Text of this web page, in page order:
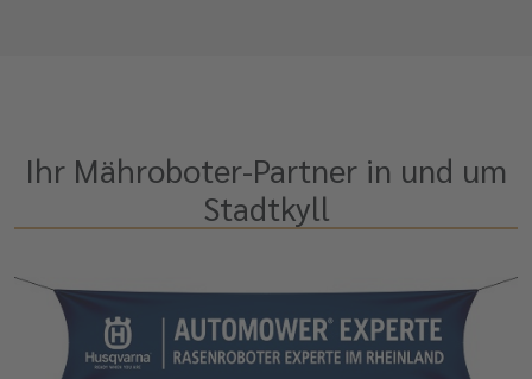
Ihr Mähroboter-Partner in und um
Stadtkyll